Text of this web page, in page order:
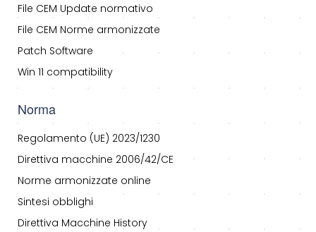
File CEM Update normativo
File CEM Norme armonizzate
Patch Software
Win 11 compatibility
Norma
Regolamento (UE) 2023/1230
Direttiva macchine 2006/42/CE
Norme armonizzate online
Sintesi obblighi
Direttiva Macchine History